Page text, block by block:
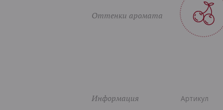
Оттенки аромата
Информация Артикул